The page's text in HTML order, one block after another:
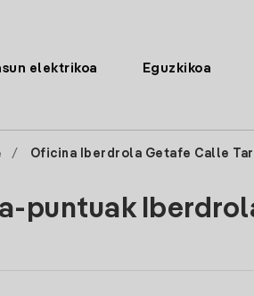
elektrikoa Eguzkikoa
/ Oficina Iberdrola Getafe Calle
puntuak